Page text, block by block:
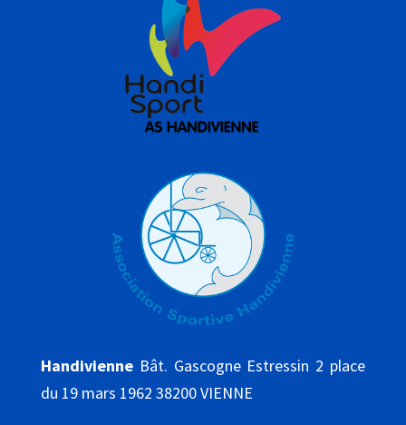
HandivienneBât. Gascogne Estressin 2 place
du 19 mars 1962 38200 VIENNE